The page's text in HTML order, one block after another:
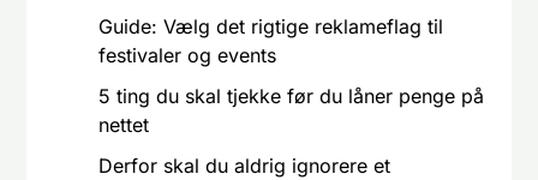
Guide: Vælg det rigtige reklameflag til
festivaler og events
5 ting du skal tjekke før du låner penge på
nettet
Derfor skal du aldrig ignorere et